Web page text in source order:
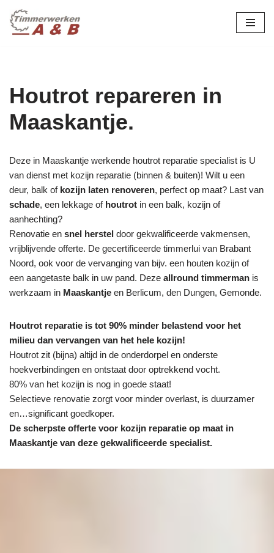
Ga
Houtrot repareren in
Maaskantje.
Deze in Maaskantje werkende houtrot reparatie specialist is U
van dienst met kozijn reparatie (binnen & buiten)! Wilt u een
deur, balk of kozijn laten renoveren, perfect op maat? Last van
schade, een lekkage of houtrot in een balk, kozijn of
aanhechting?
Renovatie en snel herstel door gekwalificeerde vakmensen,
vrijblijvende offerte. De gecertificeerde timmerlui van Brabant
Noord, ook voor de vervanging van bijv. een houten kozijn of
een aangetaste balk in uw pand. Deze allround timmerman is
werkzaam in Maaskantje en Berlicum, den Dungen, Gemonde.
Houtrot reparatie is tot 90% minder belastend voor het
milieu dan vervangen van het hele kozijn!
Houtrot zit (bijna) altijd in de onderdorpel en onderste
hoekverbindingen en ontstaat door optrekkend vocht.
80% van het kozijn is nog in goede staat!
Selectieve renovatie zorgt voor minder overlast, is duurzamer
en…significant goedkoper.
De scherpste offerte voor kozijn reparatie op maat in
Maaskantje van deze gekwalificeerde specialist.